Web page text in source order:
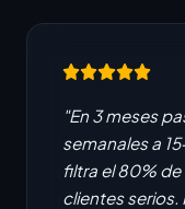
"En 3 meses
semanales a
filtra el 80%
clientes